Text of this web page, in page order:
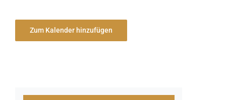
Zum Kalender hinzufügen